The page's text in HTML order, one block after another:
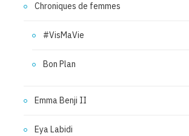
Chroniques de femmes
#VisMaVie
Bon Plan
Emma Benji II
Eya Labidi